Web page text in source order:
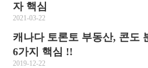
자 핵심
2021-03-22
캐나다 토론토 부동산, 콘도
6가지 핵심 !!
2019-12-22